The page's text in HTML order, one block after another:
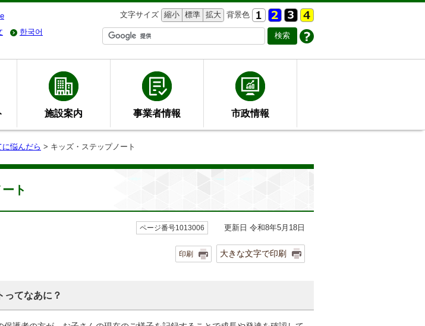
文字サイズ 縮小 標準 拡大 背景色
한국어
施設案内 事業者情報 市政情報
に悩んだら > キッズ・ステップノート
ト
ページ番号1013006 更新日 令和8年5月18日
印刷 大きな文字で印刷
ってなあに？